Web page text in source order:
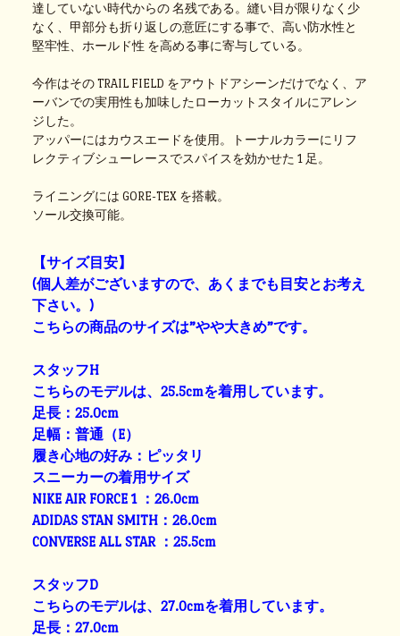
達していない時代からの 名残である。縫い目が限りなく少
なく、甲部分も折り返しの意匠にする事で、高い防水性と
堅牢性、ホールド性 を高める事に寄与している。
今作はその TRAIL FIELD をアウトドアシーンだけでなく、ア
ーバンでの実用性も加味したローカットスタイルにアレン
ジした。
アッパーにはカウスエードを使用。トーナルカラーにリフ
レクティブシューレースでスパイスを効かせた 1 足。
ライニングには GORE-TEX を搭載。
ソール交換可能。
【サイズ目安】
(個人差がございますので、あくまでも目安とお考え
下さい。)
こちらの商品のサイズは”やや大きめ”です。
スタッフH
こちらのモデルは、25.5cmを着用しています。
足長：25.0cm
足幅：普通（E）
履き心地の好み：ピッタリ
スニーカーの着用サイズ
NIKE AIR FORCE 1 ：26.0cm
ADIDAS STAN SMITH：26.0cm
CONVERSE ALL STAR ：25.5cm
スタッフD
こちらのモデルは、27.0cmを着用しています。
足長：27.0cm